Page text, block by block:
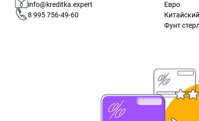
info@kreditka.expert
8 995 756-49-60
Евро
Фунт